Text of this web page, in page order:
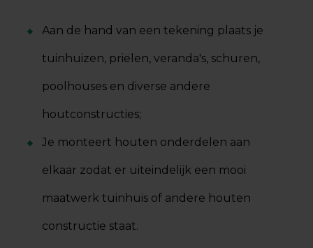
Aan de hand van een tekening plaats je
tuinhuizen, priëlen, veranda's, schuren,
poolhouses en diverse andere
houtconstructies;
Je monteert houten onderdelen aan
elkaar zodat er uiteindelijk een mooi
maatwerk tuinhuis of andere houten
constructie staat.